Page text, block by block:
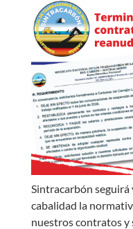
Sintracarbón seguirá
cabalidad la
nuestros contratos y